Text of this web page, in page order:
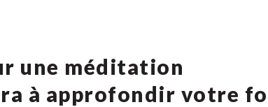
une méditation
à approfondir votre